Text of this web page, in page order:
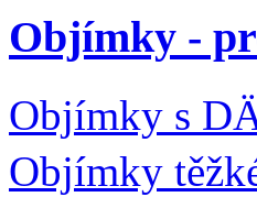
Objímky -
Objímky s
Objímky